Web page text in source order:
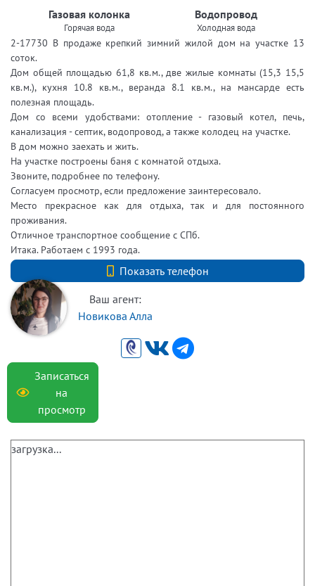
Газовая колонка
Горячая вода
Водопровод
Холодная вода
2-17730 В продаже крепкий зимний жилой дом на участке 13
соток.
Дом общей площадью 61,8 кв.м., две жилые комнаты (15,3 15,5
кв.м.), кухня 10.8 кв.м., веранда 8.1 кв.м., на мансарде есть
полезная площадь.
Дом со всеми удобствами: отопление - газовый котел, печь,
канализация - септик, водопровод, а также колодец на участке.
В дом можно заехать и жить.
На участке построены баня с комнатой отдыха.
Звоните, подробнее по телефону.
Согласуем просмотр, если предложение заинтересовало.
Место прекрасное как для отдыха, так и для постоянного
проживания.
Отличное транспортное сообщение с СПб.
Итака. Работаем с 1993 года.
Показать телефон
+79633114059
Ваш агент:
Новикова Алла
Записаться
на
просмотр
загрузка...